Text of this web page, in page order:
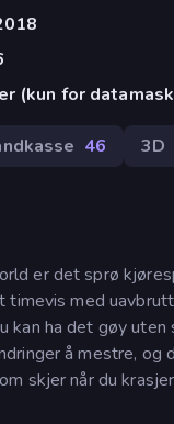
(kun for
46 3D
er det sprø
med
kan ha det gøy
å mestre,
skjer når du